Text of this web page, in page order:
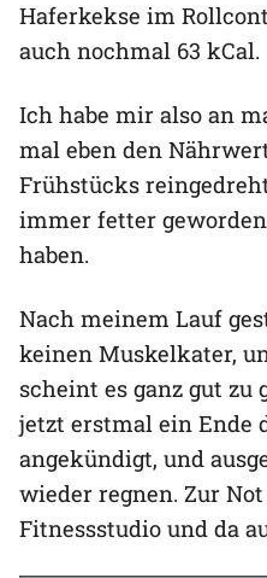
Haferkekse im
auch nochmal 63 kCal.
Ich habe mir also an
mal eben den
Frühstücks
immer fetter
haben.
Nach meinem Lauf
keinen Muskelkater,
scheint es ganz gut zu
jetzt erstmal ein Ende
angekündigt, und
wieder regnen. Zur
Fitnessstudio und da